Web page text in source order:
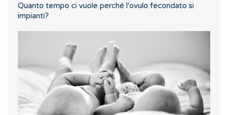
Quanto tempo ci vuole perché l'ovulo fecondato si
impianti?